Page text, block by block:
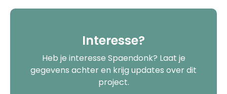
Interesse?
Heb je interesse Spaendonk? Laat je
gegevens achter en krijg updates over dit
project.